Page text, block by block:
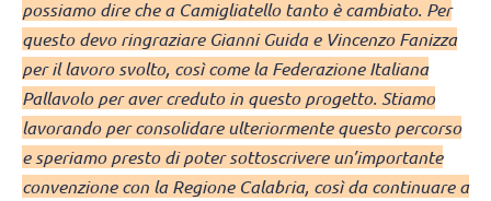
possiamo dire che a Camigliatello tanto è cambiato. Per
questo devo ringraziare Gianni Guida e Vincenzo Fanizza
per il lavoro svolto, così come la Federazione Italiana
Pallavolo per aver creduto in questo progetto. Stiamo
lavorando per consolidare ulteriormente questo percorso
e speriamo presto di poter sottoscrivere un’importante
convenzione con la Regione Calabria, così da continuare a